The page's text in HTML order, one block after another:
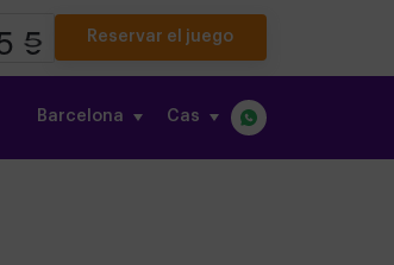
Reservar el juego
Barcelona cas